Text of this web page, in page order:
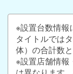
※設置台数情報
タイトルでは
体）の合計数
※設置店舗情報